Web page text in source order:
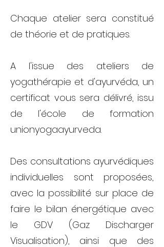
Chaque atelier sera constitué
de théorie et de pratiques.
A l'issue des ateliers de
yogathérapie et d'ayurvéda, un
certificat vous sera délivré, issu
de l'école de formation
unionyogaayurveda.
Des consultations ayurvédiques
individuelles sont proposées,
avec la possibilité sur place de
faire le bilan énergétique avec
le GDV (Gaz Discharger
Visualisation), ainsi que des